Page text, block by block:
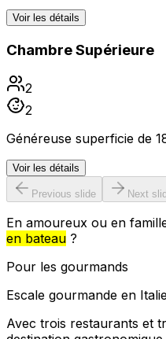
Voir les détails
Chambre Supérieure
2
2
Généreuse superficie de
Voir les détails
Previous slide Next
En amoureux ou en
en bateau ?
Pour les gourmands
Escale gourmande en
Avec trois restaurants et